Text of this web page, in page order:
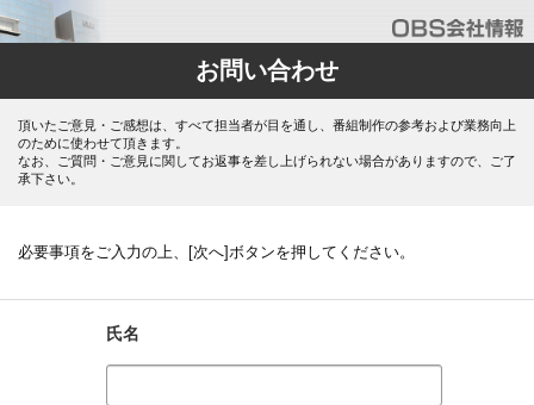
お問い合わせ
頂いたご意見・ご感想は、すべて担当者が目を通し、番組制作の参考および業務向上
のために使わせて頂きます。
なお、ご質問・ご意見に関してお返事を差し上げられない場合がありますので、ご了
承下さい。
必要事項をご入力の上、[次へ]ボタンを押してください。
氏名